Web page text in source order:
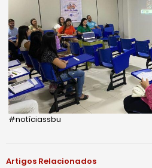
#notíciassbu
Artigos Relacionados